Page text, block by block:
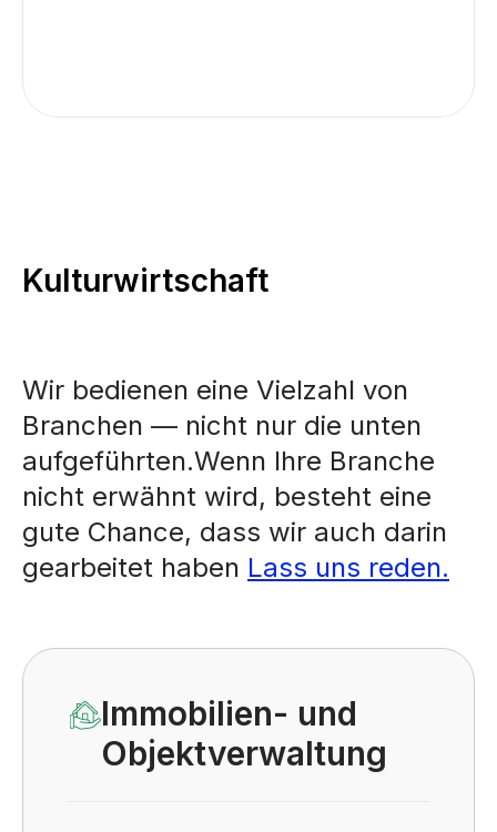
Kulturwirtschaft
Wir bedienen eine Vielzahl von
Branchen — nicht nur die unten
aufgeführten.Wenn Ihre Branche
nicht erwähnt wird, besteht eine
gute Chance, dass wir auch darin
gearbeitet haben Lass uns reden.
Immobilien- und
Objektverwaltung